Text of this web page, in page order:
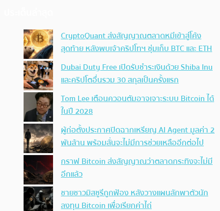
CryptoQuant ส่งสัญญาณตลาดหมีเข้าสู่โค้ง
สุดท้าย หลังพบเจ้าคริปโทฯ ซุ่มเก็บ BTC และ ETH
Dubai Duty Free เปิดรับชำระเงินด้วย Shiba Inu
และคริปโตอื่นรวม 30 สกุลเป็นครั้งแรก
Tom Lee เตือนควอนตัมอาจเจาะระบบ Bitcoin ได้
ในปี 2028
ผู้ก่อตั้งประกาศปิดฉากเหรียญ AI Agent มูลค่า 2
พันล้าน พร้อมลั่นจะไม่มีการช่วยเหลืออีกต่อไป
กราฟ Bitcoin ส่งสัญญาณว่าตลาดกระทิงจะไม่มี
อีกแล้ว
ชายชาวมิสซูรีถูกฟ้อง หลังวางแผนลักพาตัวนัก
ลงทุน Bitcoin เพื่อเรียกค่าไถ่